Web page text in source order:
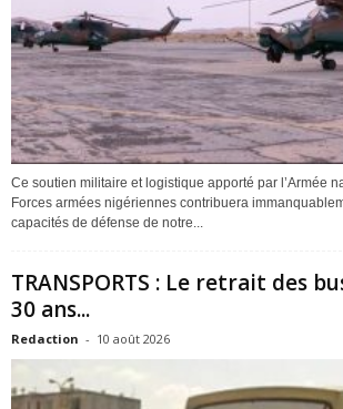
Ce soutien militaire et logistique apporté par l’Armée
Forces armées nigériennes contribuera
capacités de défense de notre...
TRANSPORTS : Le retrait des
30 ans...
Redaction - 10 août 2026